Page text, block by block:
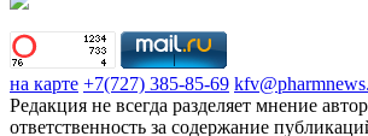
на карте +7(727) 385-85-69
Редакция не всегда разделяет мнение
ответственность за содержание